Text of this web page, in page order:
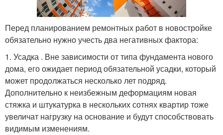
Перед планированием ремонтных работ в новостройке
обязательно нужно учесть два негативных фактора:
1. Усадка . Вне зависимости от типа фундамента нового
дома, его ожидает период обязательной усадки, который
может продолжаться несколько лет подряд.
Дополнительно к неизбежным деформациям новая
стяжка и штукатурка в нескольких сотнях квартир тоже
увеличат нагрузку на основание и будут способствовать
видимым изменениям.